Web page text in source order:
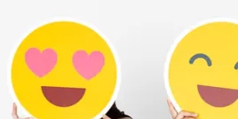
के
कुछ
चटपटे
टिप्स